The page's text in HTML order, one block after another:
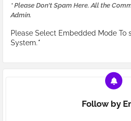
* Please Don't Spam Here. All the
Admin.
Please Select Embedded Mode To
System.*
Follow by